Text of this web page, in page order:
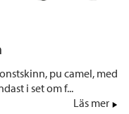
pu camel, med
i set om f...
Läs mer